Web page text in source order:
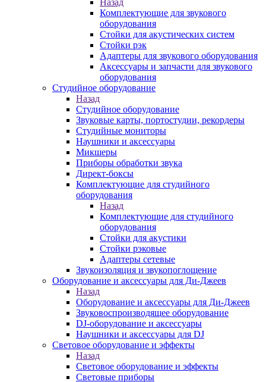
Назад
Комплектующие для звукового
оборудования
Стойки для акустических систем
Стойки рэк
Адаптеры для звукового оборудования
Аксессуары и запчасти для звукового
оборудования
Студийное оборудование
Назад
Студийное оборудование
Звуковые карты, портостудии, рекордеры
Студийные мониторы
Наушники и аксессуары
Микшеры
Приборы обработки звука
Директ-боксы
Комплектующие для студийного
оборудования
Назад
Комплектующие для студийного
оборудования
Стойки для акустики
Стойки рэковые
Адаптеры сетевые
Звукоизоляция и звукопоглощение
Оборудование и аксессуары для Ди-Джеев
Назад
Оборудование и аксессуары для Ди-Джеев
Звуковоспроизводящее оборудование
DJ-оборудование и аксессуары
Наушники и аксессуары для DJ
Световое оборудование и эффекты
Назад
Световое оборудование и эффекты
Световые приборы